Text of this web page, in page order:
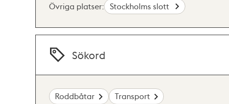
Övriga platser: Stockholms slott
Sökord
Roddbåtar
Transport